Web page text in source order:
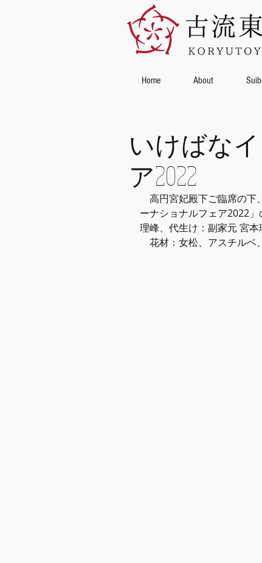
Home About
いけばな
ア2022
高円宮妃殿下ご臨席の下
ーナショナルフェア2022
理峰、代生け：副家元 宮本
花材：女松、アスチルベ